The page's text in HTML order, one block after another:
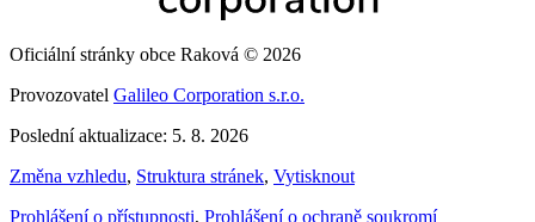
Oficiální stránky obce Raková © 2026
Provozovatel Galileo Corporation s.r.o.
Poslední aktualizace: 5. 8. 2026
Změna vzhledu, Struktura stránek, Vytisknout
Prohlášení o přístupnosti, Prohlášení o ochraně soukromí